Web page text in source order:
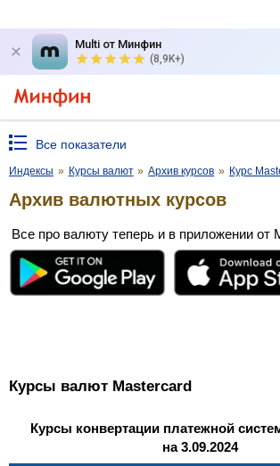
Multi от Минфин
(8,9K+)
Все показатели
Индексы » Курсы валют » Архив курсов » Курс
Архив валютных курсов
Все про валюту теперь и в приложении от
Курсы валют Mastercard
Курсы конвертации платежной
на 3.09.2024